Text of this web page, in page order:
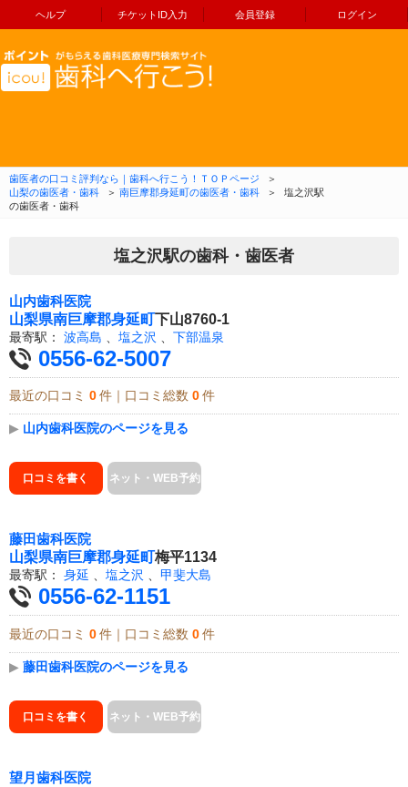
ヘルプ チケットID入力 会員登録 ログイン
コンテンツへ移動
歯医者の口コミ評判なら｜歯科へ行こう！ＴＯＰページ
＞
山梨の歯医者・歯科
＞ 南巨摩郡身延町の歯医者・歯科 ＞
塩之沢駅
の歯医者・歯科
塩之沢駅の歯科・歯医者
山内歯科医院
山梨県南巨摩郡身延町下山8760-1
最寄駅： 波高島 塩之沢 下部温泉
0556-62-5007
最近の口コミ 0 件｜口コミ総数 0 件
▶ 山内歯科医院のページを見る
口コミを書く ネット・WEB予約
藤田歯科医院
山梨県南巨摩郡身延町梅平1134
最寄駅： 身延 、 塩之沢 、 甲斐大島
0556-62-1151
最近の口コミ 0 件｜口コミ総数 0 件
▶ 藤田歯科医院のページを見る
口コミを書く ネット・WEB予約
望月歯科医院